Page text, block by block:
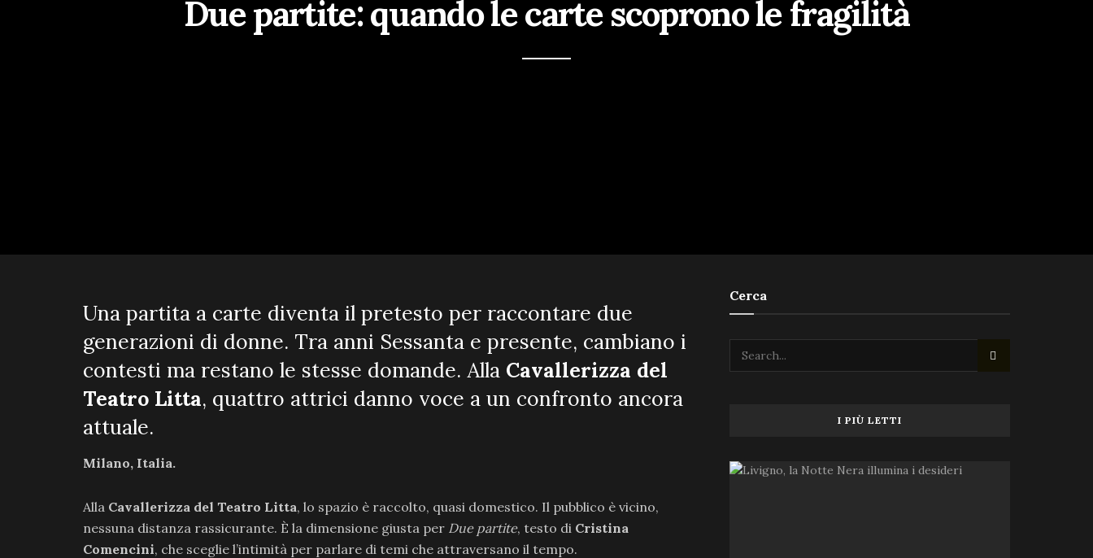
Due partite: quando le carte scoprono le fragilità
Una partita a carte diventa il pretesto per raccontare due
generazioni di donne. Tra anni Sessanta e presente, cambiano i
contesti ma restano le stesse domande. Alla Cavallerizza del
Teatro Litta, quattro attrici danno voce a un confronto ancora
attuale.
Milano, Italia.
Alla Cavallerizza del Teatro Litta, lo spazio è raccolto, quasi domestico. Il pubblico è vicino,
nessuna distanza rassicurante. È la dimensione giusta per Due partite, testo di Cristina
Comencini, che sceglie l’intimità per parlare di temi che attraversano il tempo.
Cerca
I PIÙ LETTI